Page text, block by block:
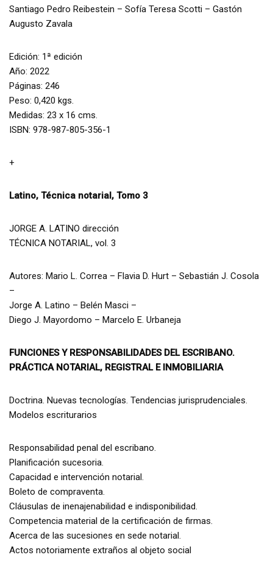
Santiago Pedro Reibestein – Sofía Teresa Scotti – Gastón
Augusto Zavala
Edición: 1ª edición
Año: 2022
Páginas: 246
Peso: 0,420 kgs.
Medidas: 23 x 16 cms.
ISBN: 978-987-805-356-1
+
Latino, Técnica notarial, Tomo 3
JORGE A. LATINO dirección
TÉCNICA NOTARIAL, vol. 3
Autores: Mario L. Correa – Flavia D. Hurt – Sebastián J. Cosola
–
Jorge A. Latino – Belén Masci –
Diego J. Mayordomo – Marcelo E. Urbaneja
FUNCIONES Y RESPONSABILIDADES DEL ESCRIBANO.
PRÁCTICA NOTARIAL, REGISTRAL E INMOBILIARIA
Doctrina. Nuevas tecnologías. Tendencias jurisprudenciales.
Modelos escriturarios
Responsabilidad penal del escribano.
Planificación sucesoria.
Capacidad e intervención notarial.
Boleto de compraventa.
Cláusulas de inenajenabilidad e indisponibilidad.
Competencia material de la certificación de firmas.
Acerca de las sucesiones en sede notarial.
Actos notoriamente extraños al objeto social